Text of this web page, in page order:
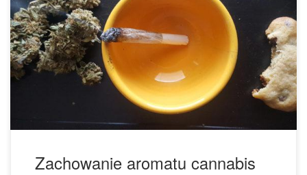
TOP wskazówki w zachowaniu aromatu cannabis. • Unikaj
zbyt dużego kontaktu z trichomami. Ta wskazówka dotyczy
wszystkich etapów uprawy cannabis; od procesu uprawy i
przycinania do suszenia i utwardzania. Jeśli ciągle będziesz
dotykał liści i pąków rośliny podczas jej wzrostu, utracisz
wiele włosów już podczas tego procesu. Twoje palce z […]
Zachowanie aromatu cannabis